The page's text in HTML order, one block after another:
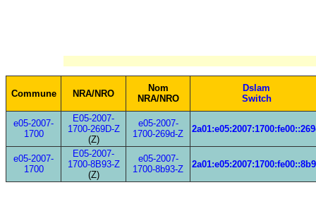
Commune NRA/NRO
Nom
NRA/NRO
Dslam
Switch
e05-2007-
1700
E05-2007-
1700-269D-Z
(Z)
e05-2007-
1700-269d-Z
e05-2007-
1700
E05-2007-
1700-8B93-Z
(Z)
e05-2007-
1700-8b93-Z